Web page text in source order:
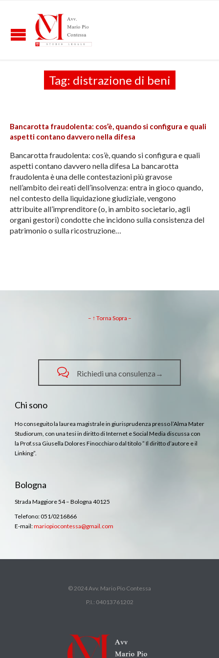
Tag: distrazione di beni
Bancarotta fraudolenta: cos’è, quando si configura e quali
aspetti contano davvero nella difesa
Bancarotta fraudolenta: cos’è, quando si configura e quali
aspetti contano davvero nella difesa La bancarotta
fraudolenta è una delle contestazioni più gravose
nell’ambito dei reati dell’insolvenza: entra in gioco quando,
nel contesto della liquidazione giudiziale, vengono
attribuite all’imprenditore (o, in ambito societario, agli
organi gestori) condotte che incidono sulla consistenza del
patrimonio o sulla ricostruzione…
– ↑ Torna Sopra –
 Richiedi una consulenza→
Chi sono
Ho conseguito la laurea magistrale in giurisprudenza presso l’Alma Mater
Studiorum, con una tesi in diritto di Internet e Social Media discussa con
la Prof.ssa Giusella Dolores Finocchiaro dal titolo ” Il diritto d’autore e il
Linking”.
Bologna
Strada Maggiore 54 – Bologna 40125
Telefono: 051/0216866
E-mail:mariopiocontessa@gmail.com
© 2024 Avv. Mario Pio Contessa
P.I.: 04013761202